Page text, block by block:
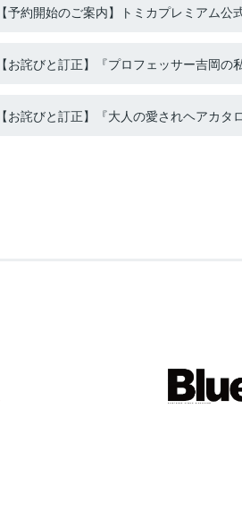
【予約開始のご案内】トミカプレミアム
【お詫びと訂正】『プロフェッサー吉岡
【お詫びと訂正】『大人の愛されヘアカタ